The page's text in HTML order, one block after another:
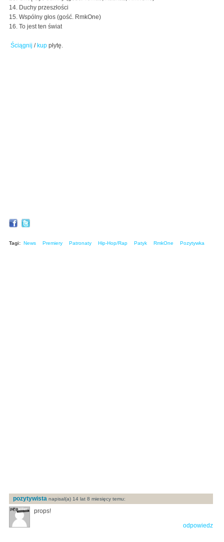
14. Duchy przeszłości
15. Wspólny głos (gość. RmkOne)
16. To jest ten świat
Ściągnij / kup płytę.
Tagi: News Premiery Patronaty Hip-Hop/Rap Patyk RmkOne Pozytywka
pozytywista napisal(a) 14 lat 8 miesięcy temu:
props!
odpowiedz